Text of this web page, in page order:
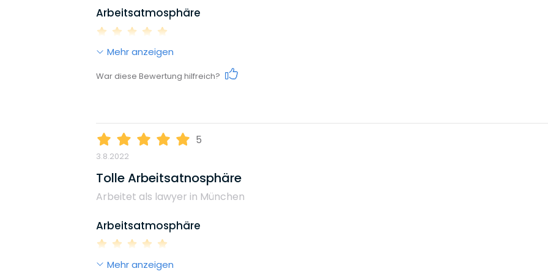
Reputation
Diversity
Umweltbewusstsein
Benefits, die dieser Arbeitgeber bietet
Arbeitsatmosphäre
Reputation
Mehr anzeigen
War diese Bewertung hilfreich?
5
3.8.2022
Tolle Arbeitsatnosphäre
Arbeitet als lawyer in München
Arbeitsatmosphäre
Mehr anzeigen